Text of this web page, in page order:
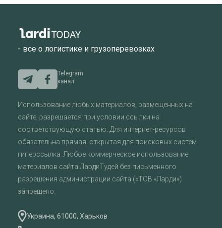
- все о логистике и грузоперевозках
Telegram
канал
Использование любых материалов, размещенных на
сайте, разрешается при условии ссылки на
соответствующую статью. Для интернет-ресурсов
обязательна прямая, открытая для поисковых систем
гиперссылка. Любое коммерческое использование
материалов сайта ЛардиТудей без письменного
разрешения администрации сайта («ТОВ «Ларди»)
запрещено.
Украина, 61000, Харьков